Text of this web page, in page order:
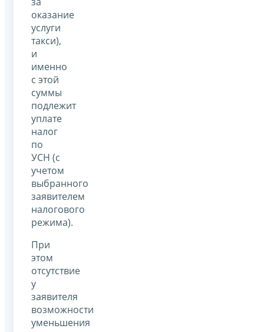
оказание
услуги
такси),
и
именно
с этой
суммы
подлежит
уплате
налог
по
УСН (с
учетом
выбранного
заявителем
налогового
режима).
При
этом
отсутствие
у
заявителя
возможности
уменьшения